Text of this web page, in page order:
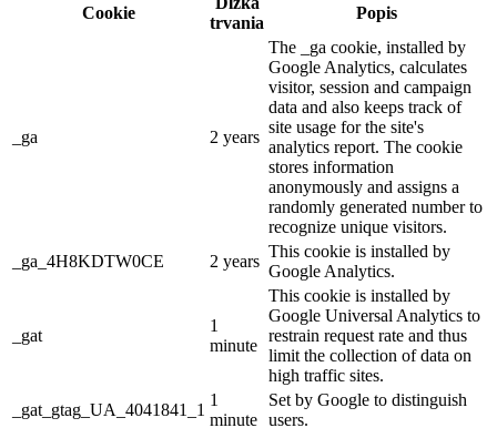
Cookie
trvania
Popis
_ga 2 years
The _ga cookie, installed by
Google Analytics, calculates
visitor, session and campaign
data and also keeps track of
site usage for the site's
analytics report. The cookie
stores information
anonymously and assigns a
randomly generated number to
recognize unique visitors.
_ga_4H8KDTW0CE
2 years
This cookie is installed by
Google Analytics.
_gat
1
minute
This cookie is installed by
Google Universal Analytics to
restrain request rate and thus
limit the collection of data on
high traffic sites.
_gat_gtag_UA_4041841_1
1
minute
Set by Google to distinguish
users.